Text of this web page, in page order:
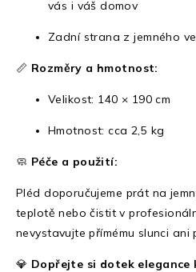
vás i váš domov
Zadní strana z jemného
📏 Rozměry a hmotnost:
Velikost: 140 × 190 cm
Hmotnost: cca 2,5 kg
🧼 Péče a použití:
Pléd doporučujeme prát na
teplotě nebo čistit v
nevystavujte přímému slunci ani
💎 Dopřejte si dotek elegance